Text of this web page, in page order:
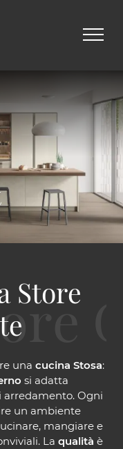
Store
una cucina Stosa:
si adatta
arredamento. Ogni
un ambiente
mangiare e
La qualità è